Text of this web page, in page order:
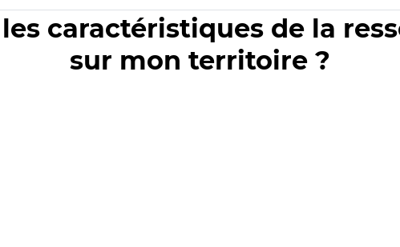
caractéristiques de la
sur mon territoire ?